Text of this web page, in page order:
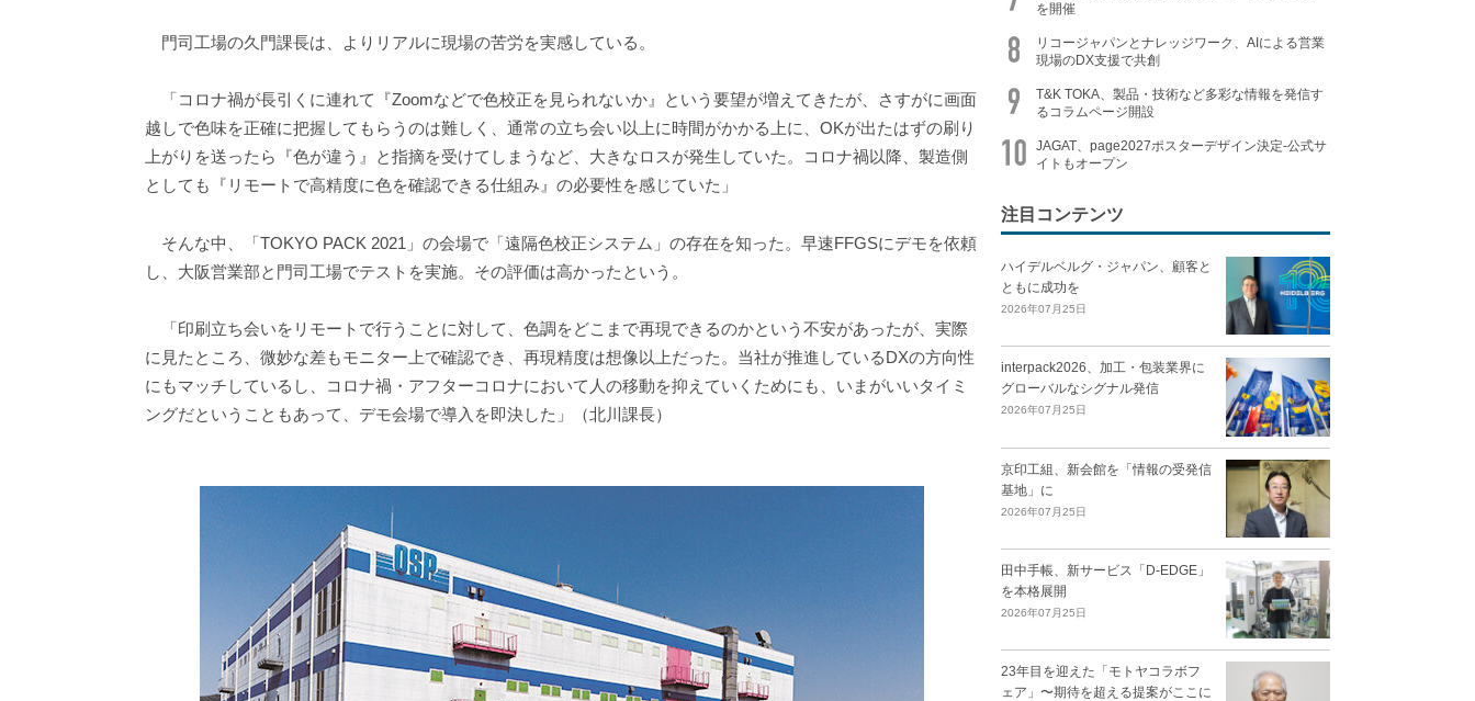
門司工場の久門課長は、よりリアルに現場の苦労を実感している。
「コロナ禍が長引くに連れて『Zoomなどで色校正を見られないか』という要望が増えてきたが、さすがに画面
越しで色味を正確に把握してもらうのは難しく、通常の立ち会い以上に時間がかかる上に、OKが出たはずの刷り
上がりを送ったら『色が違う』と指摘を受けてしまうなど、大きなロスが発生していた。コロナ禍以降、製造側
としても『リモートで高精度に色を確認できる仕組み』の必要性を感じていた」
そんな中、「TOKYO PACK 2021」の会場で「遠隔色校正システム」の存在を知った。早速FFGSにデモを依頼
し、大阪営業部と門司工場でテストを実施。その評価は高かったという。
「印刷立ち会いをリモートで行うことに対して、色調をどこまで再現できるのかという不安があったが、実際
に見たところ、微妙な差もモニター上で確認でき、再現精度は想像以上だった。当社が推進しているDXの方向性
にもマッチしているし、コロナ禍・アフターコロナにおいて人の移動を抑えていくためにも、いまがいいタイミ
ングだということもあって、デモ会場で導入を即決した」（北川課長）
を開催
リコージャパンとナレッジワーク、AIによる営業
現場のDX支援で共創
T&K TOKA、製品・技術など多彩な情報を発信す
るコラムページ開設
JAGAT、page2027ポスターデザイン決定-公式サ
イトもオープン
注目コンテンツ
ハイデルベルグ・ジャパン、顧客と
ともに成功を
2026年07月25日
interpack2026、加工・包装業界に
グローバルなシグナル発信
2026年07月25日
京印工組、新会館を「情報の受発信
基地」に
2026年07月25日
田中手帳、新サービス「D-EDGE」
を本格展開
2026年07月25日
23年目を迎えた「モトヤコラボフ
ェア」〜期待を超える提案がここに